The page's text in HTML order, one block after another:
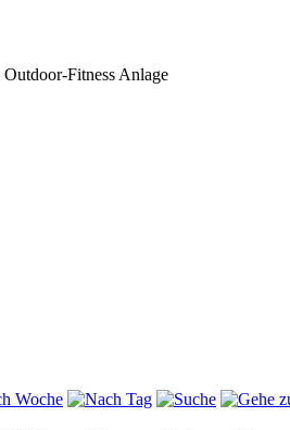
Fitness Anlage